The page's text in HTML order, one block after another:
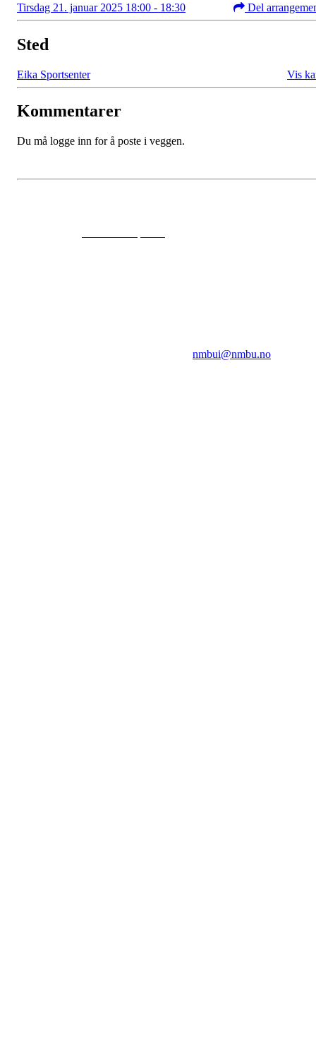
Tirsdag 21. januar 2025 18:00 - 18:30 Del
Sted
Eika Sportsenter Vis
Kommentarer
Du må logge inn for å poste i veggen.
nmbui@nmbu.no